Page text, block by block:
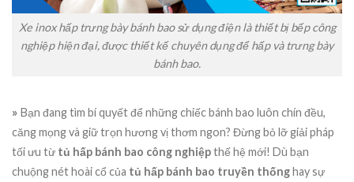
Xe inox hấp trưng bày bánh bao sử dụng điện là thiết bị bếp công
nghiệp hiện đại, được thiết kế chuyên dụng để hấp và trưng bày
bánh bao.
» Bạn đang tìm bí quyết để những chiếc bánh bao luôn chín đều,
căng mọng và giữ trọn hương vị thơm ngon? Đừng bỏ lỡ giải pháp
tối ưu từ tủ hấp bánh bao công nghiệpthế hệ mới! Dù bạn
chuộng nét hoài cổ của tủ hấp bánh bao truyền thốnghay sự